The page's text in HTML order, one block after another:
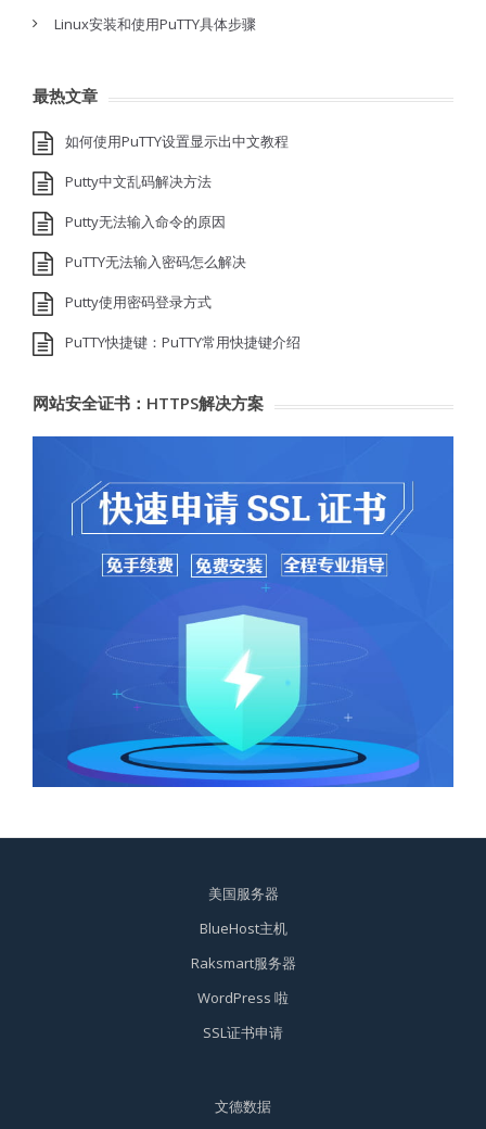
Linux安装和使用PuTTY具体步骤
最热文章
如何使用PuTTY设置显示出中文教程
Putty中文乱码解决方法
Putty无法输入命令的原因
PuTTY无法输入密码怎么解决
Putty使用密码登录方式
PuTTY快捷键：PuTTY常用快捷键介绍
网站安全证书：HTTPS解决方案
美国服务器
BlueHost主机
Raksmart服务器
WordPress 啦
SSL证书申请
文德数据